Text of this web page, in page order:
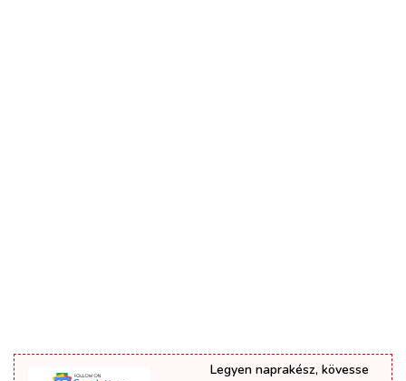
Legyen naprakész, kövesse